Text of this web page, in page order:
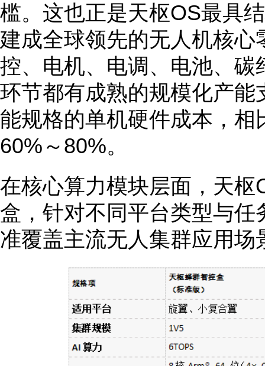
槛。这也正是天枢OS最具
建成全球领先的无人机核
控、电机、电调、电池、
环节都有成熟的规模化产
能规格的单机硬件成本，
60%～80%。
在核心算力模块层面，天
盒，针对不同平台类型与
准覆盖主流无人集群应用场